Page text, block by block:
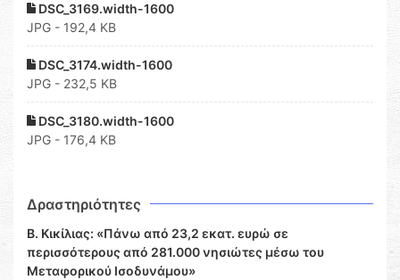
DSC_3169.width-1600
JPG - 192,4 KB
DSC_3174.width-1600
JPG - 232,5 KB
DSC_3180.width-1600
JPG - 176,4 KB
Δραστηριότητες
Β. Κικίλιας: «Πάνω από 23,2 εκατ. ευρώ σε
περισσότερους από 281.000 νησιώτες μέσω του
Μεταφορικού Ισοδυνάμου»